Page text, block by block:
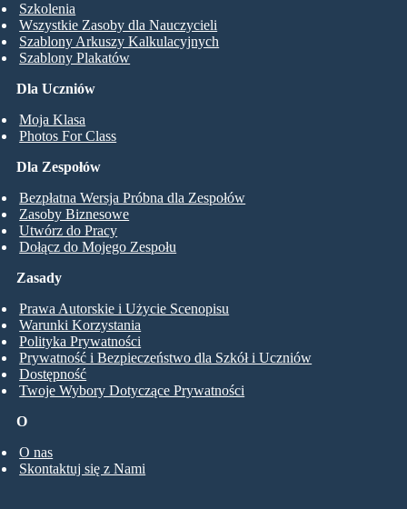
Dla Uczniów
Moja Klasa
Photos For Class
Szkolenia
Wszystkie Zasoby dla Nauczycieli
Szablony Arkuszy Kalkulacyjnych
Szablony Plakatów
Dla Zespołów
Bezpłatna Wersja Próbna dla Zespołów
Zasoby Biznesowe
Utwórz do Pracy
Dołącz do Mojego Zespołu
O
O nas
Skontaktuj się z Nami
Zasady
Prawa Autorskie i Użycie Scenopisu
Warunki Korzystania
Polityka Prywatności
Prywatność i Bezpieczeństwo dla Szkół i Uczniów
Dostępność
Twoje Wybory Dotyczące Prywatności